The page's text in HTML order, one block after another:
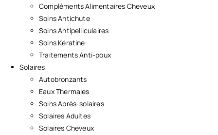
Compléments Alimentaires Cheveux
Soins Antichute
Soins Antipelliculaires
Soins Kératine
Traitements Anti-poux
Solaires
Autobronzants
Eaux Thermales
Soins Après-solaires
Solaires Adultes
Solaires Cheveux